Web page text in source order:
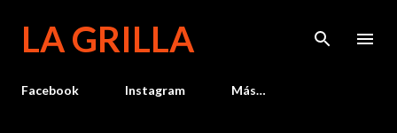
LA GRILLA
Facebook Instagram Más…